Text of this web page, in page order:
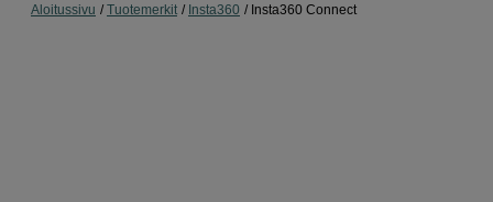
Aloitussivu Tuotemerkit Insta360 Insta360 Connect